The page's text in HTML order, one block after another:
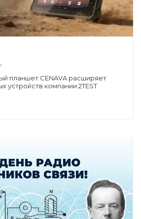
планшет CENAVA расширяет
устройств компании 2TEST